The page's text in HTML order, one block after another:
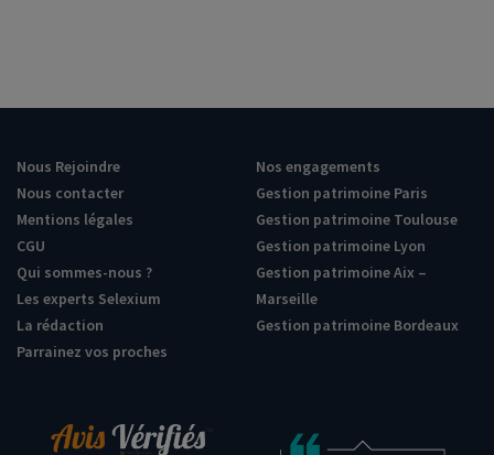
Nous Rejoindre
Nous contacter
Mentions légales
CGU
Qui sommes-nous ?
Les experts Selexium
La rédaction
Parrainez vos proches
Nos engagements
Gestion patrimoine Paris
Gestion patrimoine Toulouse
Gestion patrimoine Lyon
Gestion patrimoine Aix –
Marseille
Gestion patrimoine Bordeaux